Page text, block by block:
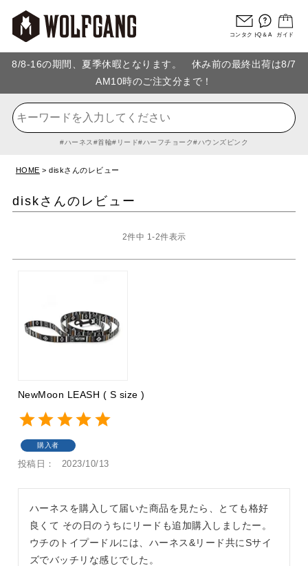
コンタクトQ＆A ガイド
8/8-16の期間、夏季休暇となります。 休み前の最終出荷は8/7
AM10時のご注文分まで！
ハーネス 首輪 リード ハーフチョーク ハウンズピンク
HOME diskさんのレビュー
diskさんのレビュー
2件中 1 -2件表示
NewMoon LEASH ( S size )
購入者
投稿日 2023/10/13
ハーネスを購入して届いた商品を見たら、とても格好
良くて その日のうちにリードも追加購入しましたー。
ウチのトイプードルには、ハーネス&リード共にSサイ
ズでバッチリな感じでした。